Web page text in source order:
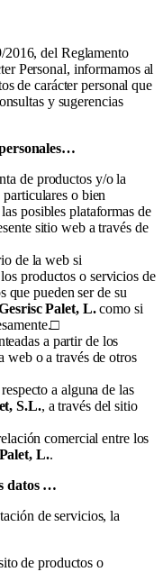
del Reglamento
Personal, informamos al
de carácter personal que
y sugerencias
de productos y/o la
o bien
posibles plataformas de
sitio web a través de
de la web si
productos o servicios de
que pueden ser de su
Palet, L.como si
a partir de los
web o a través de otros
a alguna de las
S.L., a través del sitio
comercial entre los
L..
datos …
de servicios, la
de productos o